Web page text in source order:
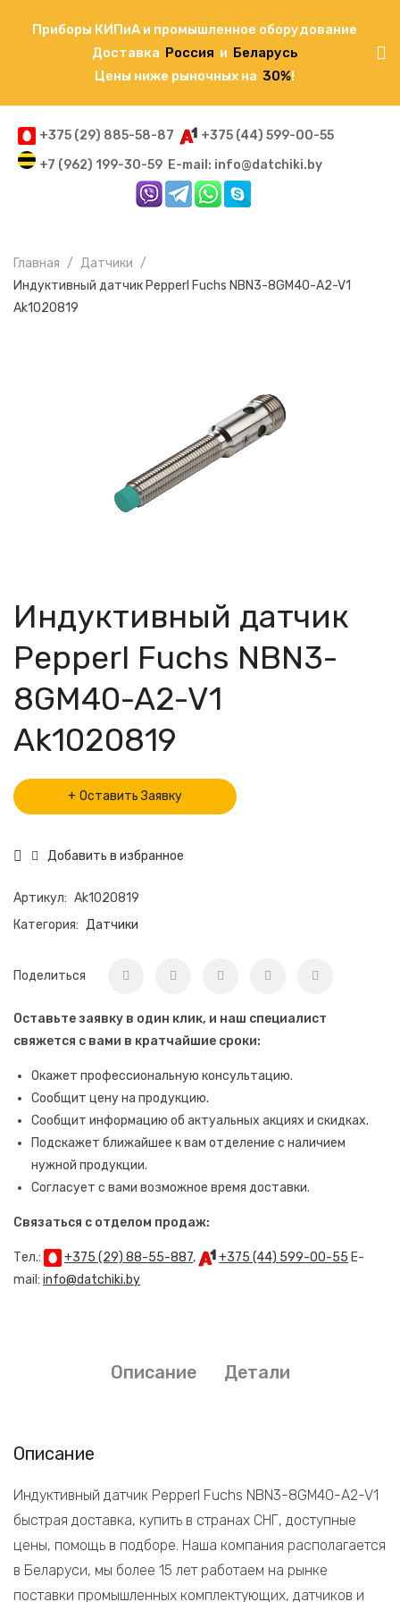
Приборы КИПиА и промышленное оборудование
Доставка Россия и Беларусь
Цены ниже рыночных на 30%!
+375 (29) 885-58-87
+375 (44) 599-00-55
+7 (962) 199-30-59 E-mail: info@datchiki.by
Главная
Датчики
Индуктивный датчик Pepperl Fuchs NBN3-8GM40-A2-V1
Ak1020819
Индуктивный датчик
Pepperl Fuchs NBN3-
8GM40-A2-V1
Ak1020819
Оставить Заявку
Добавить в избранное
Артикул: Ak1020819
Категория: Датчики
Поделиться
Оставьте заявку в один клик, и наш специалист
свяжется с вами в кратчайшие сроки:
Окажет профессиональную консультацию.
Сообщит цену на продукцию.
Сообщит информацию об актуальных акциях и скидках.
Подскажет ближайшее к вам отделение с наличием
нужной продукции.
Согласует с вами возможное время доставки.
Связаться с отделом продаж:
Тел.: +375 (29) 88-55-887, +375 (44) 599-00-55 E-
mail: info@datchiki.by
Описание Детали
Описание
Индуктивный датчик Pepperl Fuchs NBN3-8GM40-A2-V1
быстрая доставка, купить в странах СНГ, доступные
цены, помощь в подборе. Наша компания располагается
в Беларуси, мы более 15 лет работаем на рынке
поставки промышленных комплектующих, датчиков и